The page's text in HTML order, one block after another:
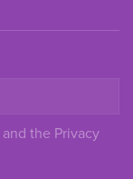
and the Privacy